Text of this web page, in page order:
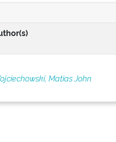
Matias John